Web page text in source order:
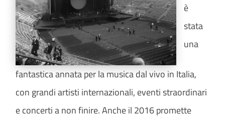
è
stata
una
fantastica annata per la musica dal vivo in Italia,
con grandi artisti internazionali, eventi straordinari
e concerti a non finire. Anche il 2016 promette